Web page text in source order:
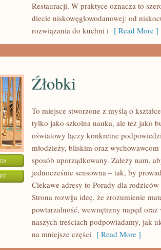
POCZĄTKUJĄCYCHRestauracji. W praktyce oznacza to
diecie niskowęglowodanowej: od
rozwiązania do kuchni i [ Read More ]
ON
Źłobki
To miejsce stworzone z myślą o
tylko jako szkolna nauka, ale też jako
oświatowy łączy konkretne
młodzieży, bliskim oraz
sposób uporządkowany. Zależy nam,
jednocześnie sensowna – tak, by
Ciekawe adresy to Porady dla
Strona rozwija ideę, że zrozumienie
powtarzalność, wewnętrzny napęd
naszych treściach podpowiadamy, jak
na mniejsze części [ Read More ]